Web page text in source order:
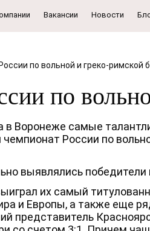
Вакансии Новости
по вольной и греко-римской
по
в Воронеже самые
России по
выявлялись
их самый
и Европы, а также еще
представитель